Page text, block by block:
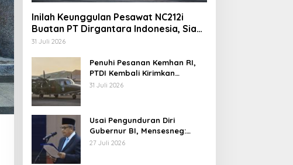
Inilah Keunggulan Pesawat NC212i
Buatan PT Dirgantara Indonesia, Siap
Dukung Berbagai Operasi TNI
31 Juli 2026
Penuhi Pesanan Kemhan RI,
PTDI Kembali Kirimkan
Pesawat NC212i ke Pangkalan
31 Juli 2026
Usai Pengunduran Diri
Gubernur BI, Mensesneg:
Segera Terbit Keppres
27 Juli 2026